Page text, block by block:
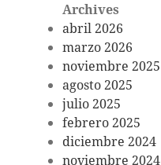
Archives
abril 2026
marzo 2026
noviembre 2025
agosto 2025
julio 2025
febrero 2025
diciembre 2024
noviembre 2024